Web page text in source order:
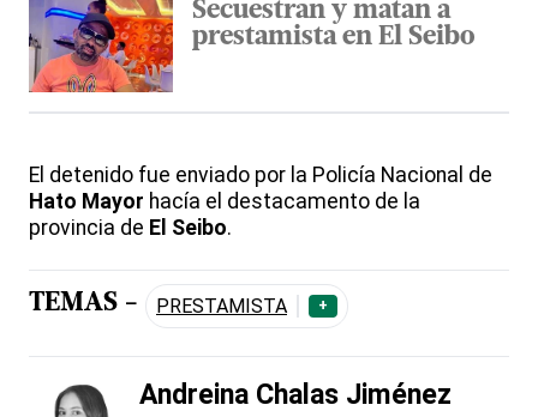
Secuestran y matan a
prestamista en El Seibo
El detenido fue enviado por la Policía Nacional de
Hato Mayor hacía el destacamento de la
provincia de El Seibo.
TEMAS - PRESTAMISTA +
Andreina Chalas Jiménez